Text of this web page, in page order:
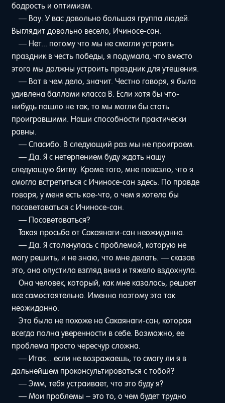
бодрость и оптимизм.
— Вау. У вас довольно большая группа людей.
Выглядит довольно весело, Ичиносе-сан.
— Нет... потому что мы не смогли устроить
праздник в честь победы, я подумала, что вместо
этого мы должны устроить праздник для утешения.
— Вот в чем дело, значит. Честно говоря, я была
удивлена баллами класса B. Если хотя бы что-
нибудь пошло не так, то мы могли бы стать
проигравшими. Наши способности практически
равны.
— Спасибо. В следующий раз мы не проиграем.
— Да. Я с нетерпением буду ждать нашу
следующую битву. Кроме того, мне повезло, что я
смогла встретиться с Ичиносе-сан здесь. По правде
говоря, у меня есть кое-что, о чем я хотела бы
посоветоваться с Ичиносе-сан.
— Посоветоваться?
Такая просьба от Сакаянаги-сан неожиданна.
— Да. Я столкнулась с проблемой, которую не
могу решить, и не знаю, что мне делать. — сказав
это, она опустила взгляд вниз и тяжело вздохнула.
Она человек, который, как мне казалось, решает
все самостоятельно. Именно поэтому это так
неожиданно.
Это было не похоже на Сакаянаги-сан, которая
всегда полна уверенности в себе. Возможно, ее
проблема просто чересчур сложна.
— Итак... если не возражаешь, то смогу ли я в
дальнейшем проконсультироваться с тобой?
— Эмм, тебя устраивает, что это буду я?
— Мои проблемы – это то, о чем будет трудно